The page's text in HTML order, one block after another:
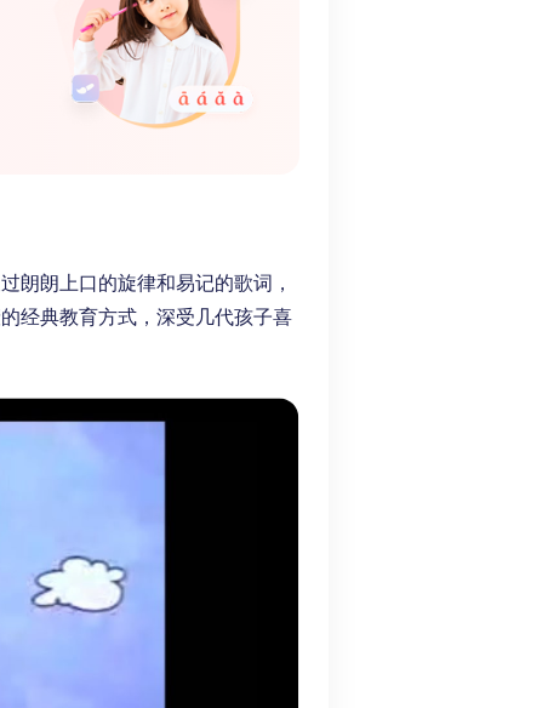
朗朗上口的旋律和易记的歌词，
经典教育方式，深受几代孩子喜